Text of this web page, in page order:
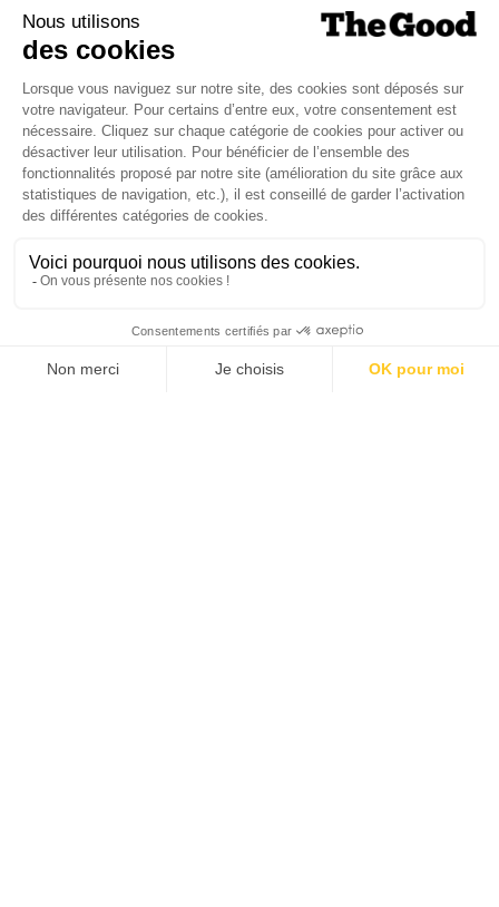
Dans ce numéro, enquête : Comment les
médias luttent-ils contre la désinformation ? |
Palmarès complet du Grand Prix de la Good
Économie 2025 | La grande interview de Marc
Gomes, CEO France & Chief People Officer
EMEA chez The Adecco Group
J'ACHÈTE LE NUMÉRO
JE M'ABONNE 1 AN - 4 NUM.